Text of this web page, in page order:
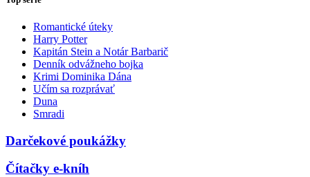
Romantické úteky
Harry Potter
Kapitán Stein a Notár Barbarič
Denník odvážneho bojka
Krimi Dominika Dána
Učím sa rozprávať
Duna
Smradi
Darčekové poukážky
Čítačky e-kníh